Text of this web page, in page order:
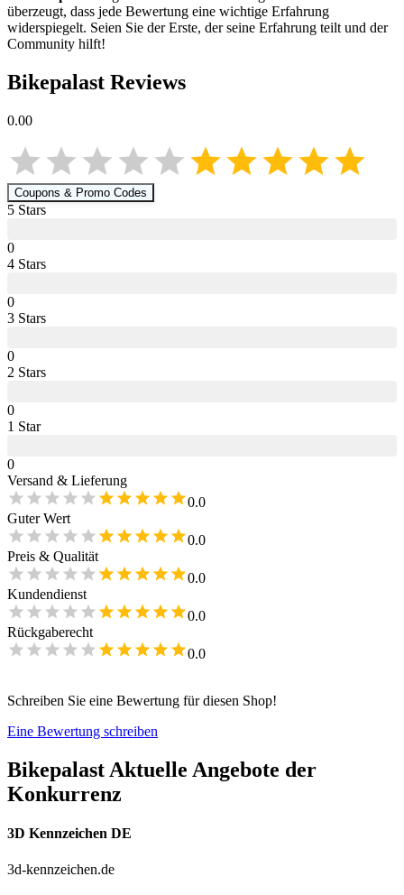
überzeugt, dass jede Bewertung eine wichtige Erfahrung
widerspiegelt. Seien Sie der Erste, der seine Erfahrung teilt und der
Community hilft!
Bikepalast Reviews
0.00
Coupons & Promo Codes
5 Stars
0
4 Stars
0
3 Stars
0
2 Stars
0
1 Star
0
Versand & Lieferung
0.0
Guter Wert
0.0
Preis & Qualität
0.0
Kundendienst
0.0
Rückgaberecht
0.0
Schreiben Sie eine Bewertung für diesen Shop!
Eine Bewertung schreiben
Bikepalast Aktuelle Angebote der
Konkurrenz
3D Kennzeichen DE
3d-kennzeichen.de